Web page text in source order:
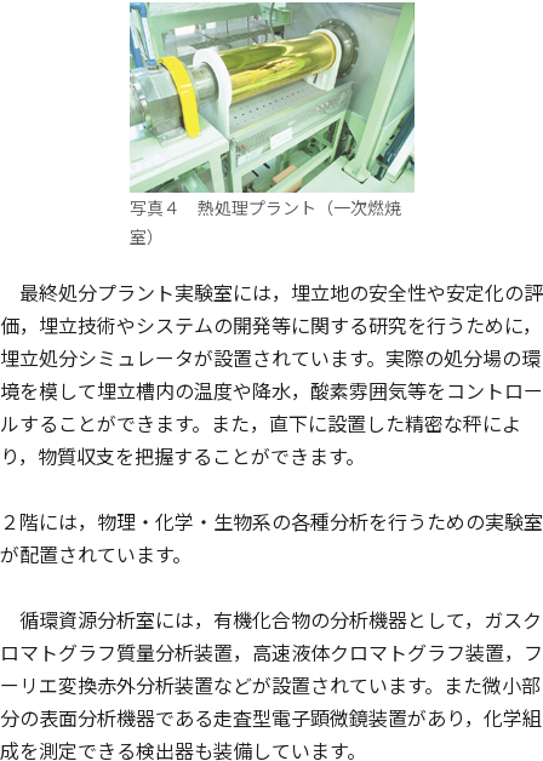
写真４ 熱処理プラント（一次燃焼
室）
最終処分プラント実験室には，埋立地の安全性や安定化の評
価，埋立技術やシステムの開発等に関する研究を行うために，
埋立処分シミュレータが設置されています。実際の処分場の環
境を模して埋立槽内の温度や降水，酸素雰囲気等をコントロー
ルすることができます。また，直下に設置した精密な秤によ
り，物質収支を把握することができます。
２階には，物理・化学・生物系の各種分析を行うための実験室
が配置されています。
循環資源分析室には，有機化合物の分析機器として，ガスク
ロマトグラフ質量分析装置，高速液体クロマトグラフ装置，フ
ーリエ変換赤外分析装置などが設置されています。また微小部
分の表面分析機器である走査型電子顕微鏡装置があり，化学組
成を測定できる検出器も装備しています。